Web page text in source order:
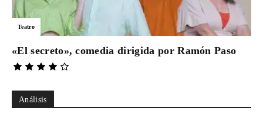
Teatro
«El secreto», comedia dirigida por Ramón Paso
Análisis